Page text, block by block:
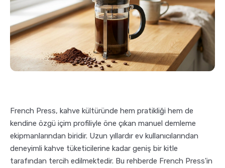
Çözünebilir Kahve
Çekirdek Kahve
Hindiba Kahvesi
Soğuk Kahve
Sporcu Kahveleri
Makine Temizleyiciler
Kahve Öğütücüleri
Tartı ve Ölçüler
French Press, kahve kültüründe hem pratikliği hem de
kendine özgü içim profiliyle öne çıkan manuel demleme
ekipmanlarından biridir. Uzun yıllardır ev kullanıcılarından
deneyimli kahve tüketicilerine kadar geniş bir kitle
tarafından tercih edilmektedir. Bu rehberde French Press'in